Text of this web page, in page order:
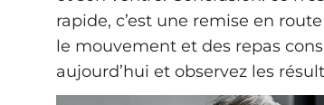
rapide, c’est une remise en
le mouvement et des repas
aujourd’hui et observez les